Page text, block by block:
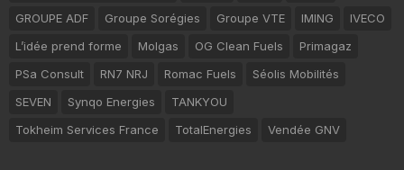
GROUPE ADF
Groupe Sorégies Groupe VTE IMING
IVECO
L’idée prend forme
Molgas OG Clean Fuels
Primagaz
PSa Consult
RN7 NRJ Romac Fuels
Séolis Mobilités
SEVEN
Synqo Energies
TANKYOU
Tokheim Services France
TotalEnergies Vendée GNV